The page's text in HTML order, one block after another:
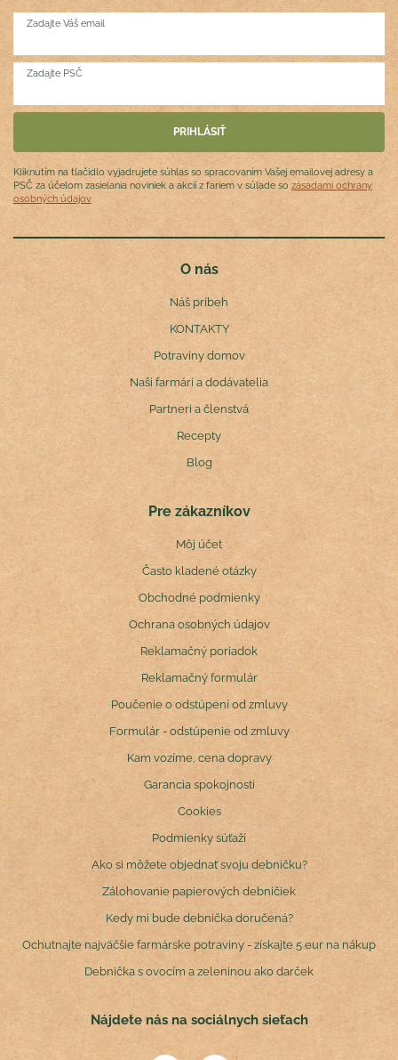
Zadajte Váš email
Zadajte PSČ
Kliknutím na tlačidlo vyjadrujete súhlas so spracovaním Vašej emailovej adresy a
PSČ za účelom zasielania noviniek a akcií z fariem v súlade so zásadami ochrany
osobných údajov
O nás
Náš príbeh
KONTAKTY
Potraviny domov
Naši farmári a dodávatelia
Partneri a členstvá
Recepty
Blog
Pre zákazníkov
Môj účet
Často kladené otázky
Obchodné podmienky
Ochrana osobných údajov
Reklamačný poriadok
Reklamačný formulár
Poučenie o odstúpení od zmluvy
Formulár - odstúpenie od zmluvy
Kam vozíme, cena dopravy
Garancia spokojnosti
Cookies
Podmienky súťaží
Ako si môžete objednať svoju debničku?
Zálohovanie papierových debničiek
Kedy mi bude debnička doručená?
Ochutnajte najväčšie farmárske potraviny - získajte 5 eur na nákup
Debnička s ovocím a zeleninou ako darček
Nájdete nás na sociálnych sieťach